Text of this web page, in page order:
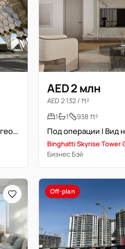
Редкая квартира с идеальной геометрией в престижном доме
AED 2 млн
AED 2 132 / ft²
1
1 938 ft²
Binghatti Skyrise Tower
Бизнес Бэй
Off-plan